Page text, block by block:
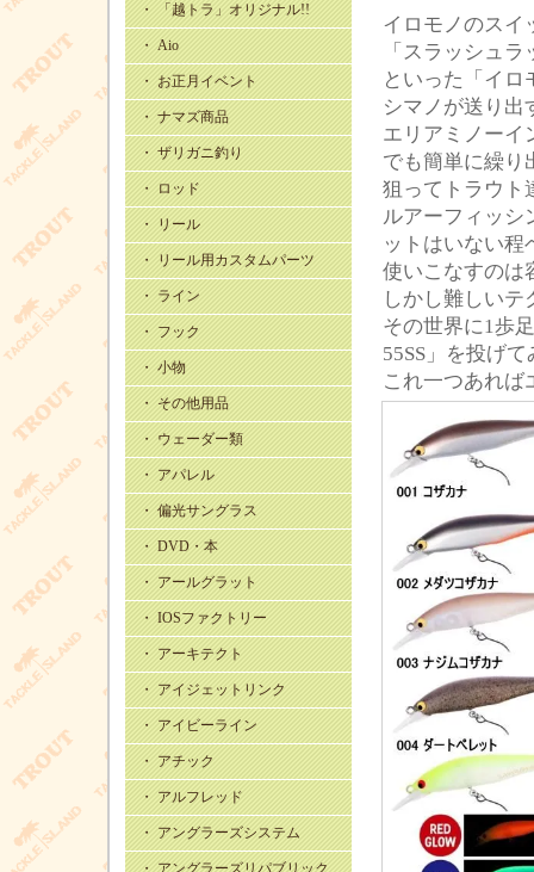
・ 「越トラ」オリジナル!!
・ Aio
・ お正月イベント
・ ナマズ商品
・ ザリガニ釣り
・ ロッド
・ リール
・ リール用カスタムパーツ
・ ライン
・ フック
・ 小物
・ その他用品
・ ウェーダー類
・ アパレル
・ 偏光サングラス
・ DVD・本
・ アールグラット
・ IOSファクトリー
・ アーキテクト
・ アイジェットリンク
・ アイビーライン
・ アチック
・ アルフレッド
・ アングラーズシステム
・ アングラーズリパブリック
イロモノのスイ
「スラッシュ
といった「イロ
シマノが送り出
エリアミノーイ
でも簡単に繰り
狙ってトラウト
ルアーフィッシ
ットはいない程
使いこなすのは
しかし難しい
その世界に1歩
55SS」を投げ
これ一つあれば